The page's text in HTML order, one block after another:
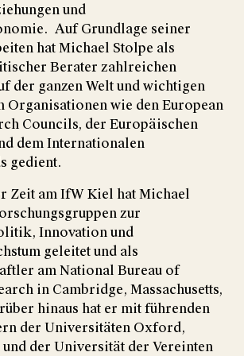
und
Auf Grundlage seiner
hat Michael Stolpe als
Berater zahlreichen
der ganzen Welt und wichtigen
Organisationen wie den European
Councils, der Europäischen
dem Internationalen
gedient.
Zeit am IfW Kiel hat Michael
zur
Innovation und
geleitet und als
am National Bureau of
in Cambridge, Massachusetts,
hinaus hat er mit führenden
der Universitäten Oxford,
der Universität der Vereinten